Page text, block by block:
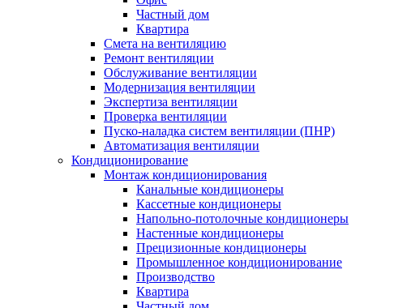
Частный дом
Квартира
Смета на вентиляцию
Ремонт вентиляции
Обслуживание вентиляции
Модернизация вентиляции
Экспертиза вентиляции
Проверка вентиляции
Пуско-наладка систем вентиляции (ПНР)
Автоматизация вентиляции
Кондиционирование
Монтаж кондиционирования
Канальные кондиционеры
Кассетные кондиционеры
Напольно-потолочные кондиционеры
Настенные кондиционеры
Прецизионные кондиционеры
Промышленное кондиционирование
Производство
Квартира